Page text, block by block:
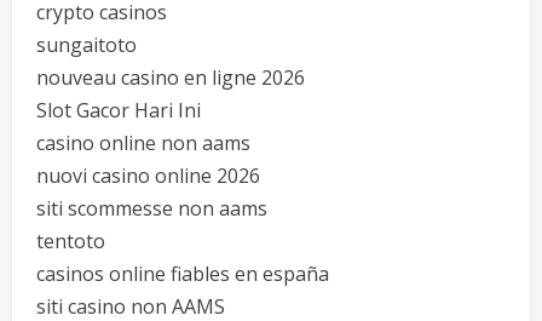
crypto casinos
sungaitoto
nouveau casino en ligne 2026
Slot Gacor Hari Ini
casino online non aams
nuovi casino online 2026
siti scommesse non aams
tentoto
casinos online fiables en españa
siti casino non AAMS